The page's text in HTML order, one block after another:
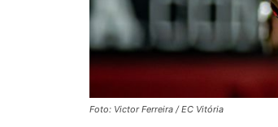
Foto: Victor Ferreira / EC Vitória